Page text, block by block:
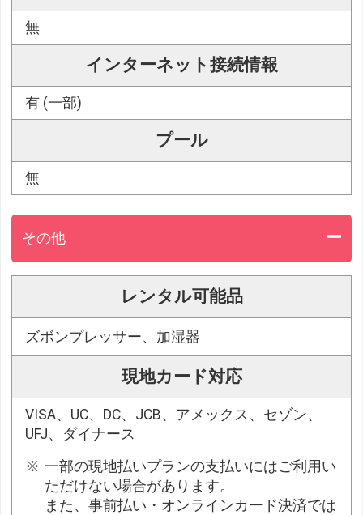
無
インターネット接続情報
有 (一部)
プール
無
その他
レンタル可能品
ズボンプレッサー、加湿器
現地カード対応
VISA、UC、DC、JCB、アメックス、セゾン、
UFJ、ダイナース
一部の現地払いプランの支払いにはご利用い
ただけない場合があります。
また、事前払い・オンラインカード決済では